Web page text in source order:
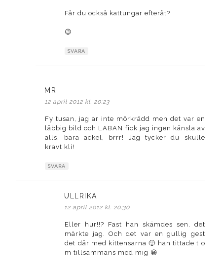
Får du också kattungar efteråt?
😉
SVARA
MR
12 april 2012 kl. 20:23
Fy tusan, jag är inte mörkrädd men det var en
läbbig bild och LABAN fick jag ingen känsla av
alls, bara äckel, brrr! Jag tycker du skulle
krävt kli!
SVARA
ULLRIKA
12 april 2012 kl. 20:30
Eller hur!!? Fast han skämdes sen, det
märkte jag. Och det var en gullig gest
det där med kittensarna 🙂 han tittade t o
m tillsammans med mig 😀